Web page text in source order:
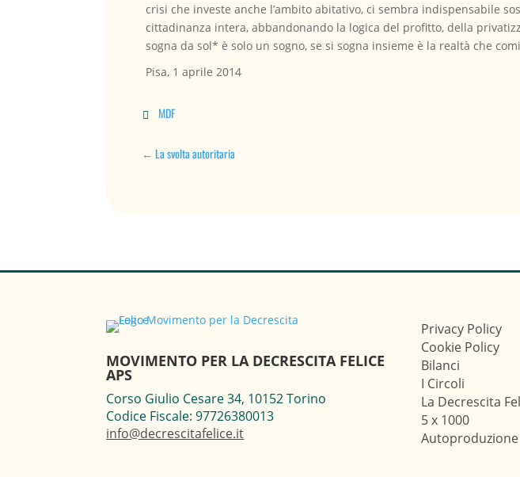
crisi che investe anche l’ambito abitativo, ci sembra indispensabile
cittadinanza intera, abbandonando la logica del profitto, della
sogna da sol* è solo un sogno, se si sogna insieme è la realtà che
Pisa, 1 aprile 2014
 MDF
←La svolta autoritaria
MOVIMENTO PER LA DECRESCITA FELICE
APS
Corso Giulio Cesare 34, 10152 Torino
Codice Fiscale: 97726380013
info@decrescitafelice.it
Privacy Policy
Cookie Policy
Bilanci
I Circoli
La Decrescita
5 x 1000
Autoproduzione